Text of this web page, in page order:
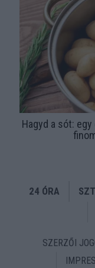
Hagyd a sót:
24 ÓRA
SZERZŐI